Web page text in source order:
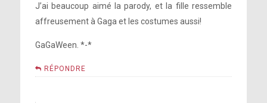
J’ai beaucoup aimé la parody, et la fille ressemble
affreusement à Gaga et les costumes aussi!
GaGaWeen. *-*
RÉPONDRE